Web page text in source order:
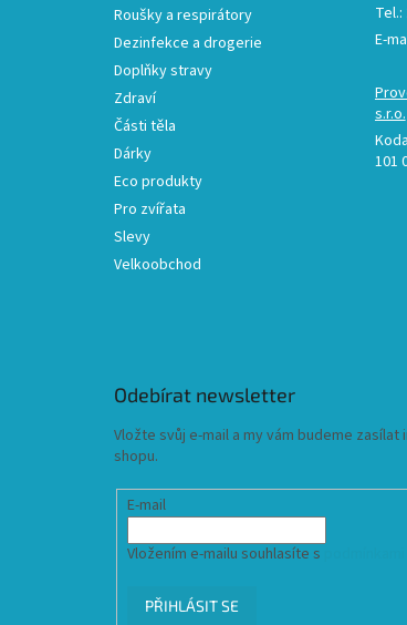
Roušky a respirátory
Dezinfekce a drogerie
Doplňky stravy
Zdraví
Části těla
Dárky
Eco produkty
Pro zvířata
Slevy
Velkoobchod
Tel.:
E-
s.r.o.
101
Odebírat newsletter
Vložte svůj e-mail a my vám budeme
shopu.
E-mail
Vložením e-mailu souhlasíte s
PŘIHLÁSIT SE